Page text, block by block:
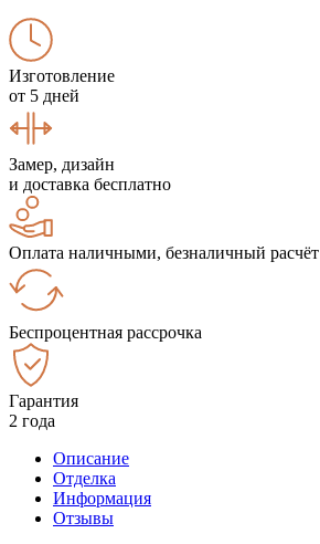
Изготовление
от 5 дней
Замер, дизайн
и доставка бесплатно
Оплата наличными, безналичный расчёт
Беспроцентная рассрочка
Гарантия
2 года
Описание
Отделка
Информация
Отзывы